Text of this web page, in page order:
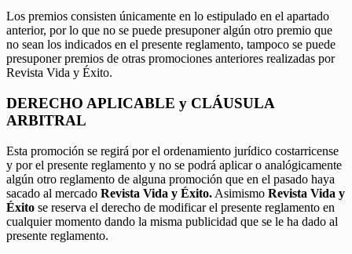
Los premios consisten únicamente en lo estipulado en el apartado
anterior, por lo que no se puede presuponer algún otro premio que
no sean los indicados en el presente reglamento, tampoco se puede
presuponer premios de otras promociones anteriores realizadas por
Revista Vida y Éxito.
DERECHO APLICABLE y CLÁUSULA
ARBITRAL
Esta promoción se regirá por el ordenamiento jurídico costarricense
y por el presente reglamento y no se podrá aplicar o analógicamente
algún otro reglamento de alguna promoción que en el pasado haya
sacado al mercado Revista Vida y Éxito. Asimismo Revista Vida y
Éxito se reserva el derecho de modificar el presente reglamento en
cualquier momento dando la misma publicidad que se le ha dado al
presente reglamento.